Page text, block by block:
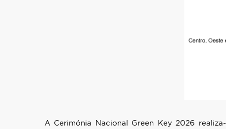
A Cerimónia Nacional Green Key 2026